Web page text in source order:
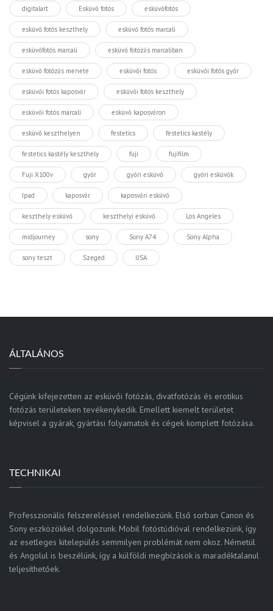
digitalart Esküvő fotós esküvőfotós
esküvő fotós keszthely esküvő fotós marcali
esküvőfotós marcali esküvő fotózás marcaliban
esküvő fotózás menete esküvői fotós esküvői fotós győr
esküvői fotós kaposvár esküvői fotós keszthely
esküvői fotós marcali esküvő kaposváron
esküvő keszthelyen festetics festetics kastély
festetics kastély keszthely fuji fujifilm
Fuji X100v győr győri esküvő győri esküvők
Ipad kaposvár kaposvári esküvő
keszthely esküvő keszthelyi esküvő Los Angeles
midjourney sony Sony A74 Sony Alpha
sony teszt Szeged USA
ÁLTALÁNOS
Cégünk kifejezetten az esküvői fotózás, divatfotózás és erotikus
fotózás területeken tevékenykedik. Emellett kiemelt területet
képvisel a gyárak, gyártási folyamatok és cégek komplett fotózása.
TECHNIKAI
Professzionális felszereléssel rendelkezünk. Első sorban Canon és
Sony eszközökkel dolgozunk. Mobil fotóstúdióval rendelkezünk, így
az esetleges kitelepülés semmilyen problémát nem okoz. Németül
és Angolul is beszélünk, így a külföldi megbízások is maradéktalanul
teljesíthetőek.